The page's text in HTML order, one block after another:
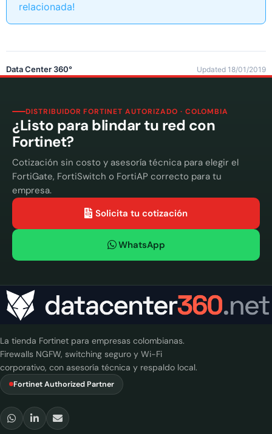
relacionada!
Data Center 360° Updated 18/01/2019
DISTRIBUIDOR FORTINET AUTORIZADO · COLOMBIA
¿Listo para blindar tu red con
Fortinet?
Cotización sin costo y asesoría técnica para elegir el
FortiGate, FortiSwitch o FortiAP correcto para tu
empresa.
Solicita tu cotización
WhatsApp
La tienda Fortinet para empresas colombianas.
Firewalls NGFW, switching seguro y Wi-Fi
corporativo, con asesoría técnica y respaldo local.
Fortinet Authorized Partner